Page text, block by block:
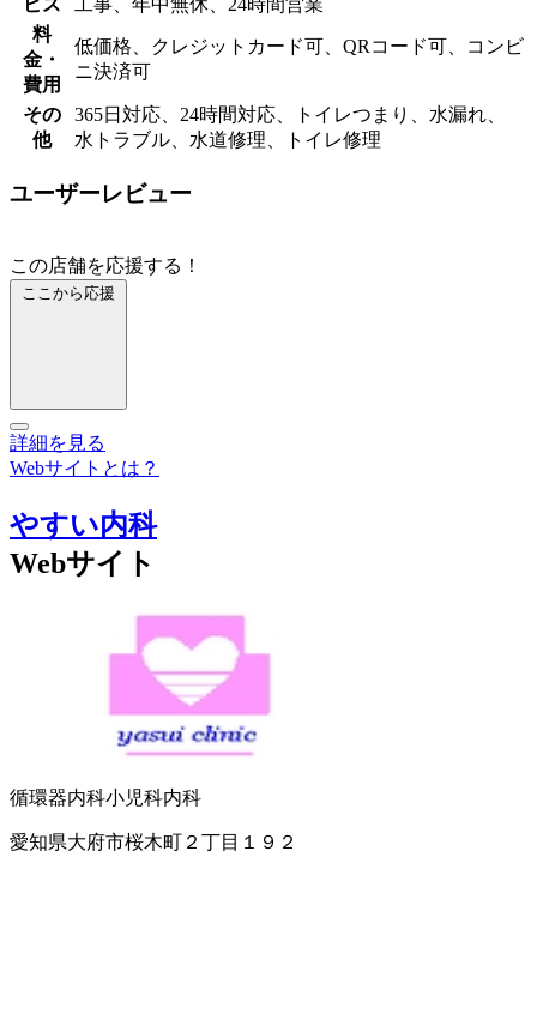
料
金・
費用
低価格、クレジットカード可、QRコード可、コンビ
ニ決済可
その
他
365日対応、24時間対応、トイレつまり、水漏れ、
水トラブル、水道修理、トイレ修理
ユーザーレビュー
この店舗を応援する！
ここから応援
詳細を見る
Webサイトとは？
やすい内科
Webサイト
循環器内科小児科内科
愛知県大府市桜木町２丁目１９２